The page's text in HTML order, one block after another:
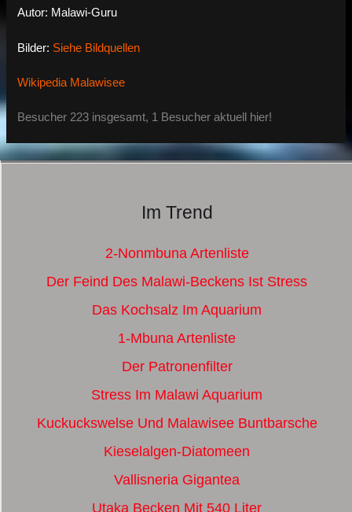
Autor: Malawi-Guru
Bilder: Siehe Bildquellen
Wikipedia Malawisee
Besucher 223 insgesamt, 1 Besucher aktuell hier!
Im Trend
2-Nonmbuna Artenliste
Der Feind Des Malawi-Beckens Ist Stress
Das Kochsalz Im Aquarium
1-Mbuna Artenliste
Der Patronenfilter
Stress Im Malawi Aquarium
Kuckuckswelse Und Malawisee Buntbarsche
Kieselalgen-Diatomeen
Vallisneria Gigantea
Utaka Becken Mit 540 Liter